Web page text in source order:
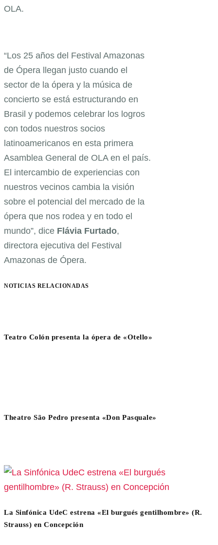
OLA.
“Los 25 años del Festival Amazonas
de Ópera llegan justo cuando el
sector de la ópera y la música de
concierto se está estructurando en
Brasil y podemos celebrar los logros
con todos nuestros socios
latinoamericanos en esta primera
Asamblea General de OLA en el país.
El intercambio de experiencias con
nuestros vecinos cambia la visión
sobre el potencial del mercado de la
ópera que nos rodea y en todo el
mundo”, dice Flávia Furtado,
directora ejecutiva del Festival
Amazonas de Ópera.
NOTICIAS RELACIONADAS
Teatro Colón presenta la ópera de «Otello»
Theatro São Pedro presenta «Don Pasquale»
La Sinfónica UdeC estrena «El burgués gentilhombre» (R.
Strauss) en Concepción